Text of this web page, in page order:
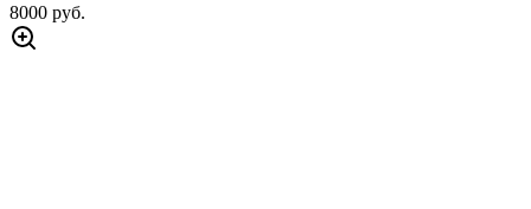
8000 руб.